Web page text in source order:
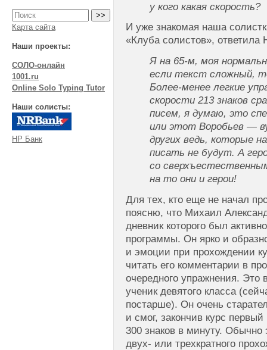
Карта сайта
Наши проекты:
СОЛО-онлайн
1001.ru
Online Solo Typing Tutor
Наши солисты:
НР Банк
у кого какая скорость?
И уже знакомая наша
«Клуба солистов»,
Я на 65-м, моя
если текст сложный,
Более-менее легкие
скорости 213 знаков
писем, я думаю, это
или этот Воробьев —
других ведь, которые
писать не будут. А
со
на то они и герои!
Для тех, кто еще не начал
поясню, что Михаил
дневник которого был
программы. Он ярко и
и эмоции при прохождении
читать его комментарии в
очередного упражнения. Это
ученик девятого класса
постарше). Он очень
и смог, закончив курс
300 знаков в минуту. Обычно
двух- или трехкратного